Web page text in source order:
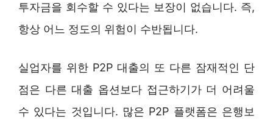
투자금을 회수할 수 있다는 보장이 없습니다. 즉,
항상 어느 정도의 위험이 수반됩니다.
실업자를 위한 P2P 대출의 또 다른 잠재적인 단
점은 다른 대출 옵션보다 접근하기가 더 어려울
수 있다는 것입니다. 많은 P2P 플랫폼은 은행보